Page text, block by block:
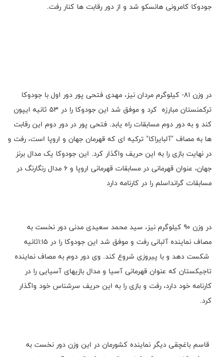
جودوکا کامرونی هانسکو شد و از دور رقابت ها کنار رفت.
در وزن 81- کیلوگرم مردان نیز، مهدی فتحی پور دور اول با جودوکا
ترکمنستان مبارزه کرد و موفق شد این جودوکا را در 53 ثانیه ایپون
کند و به دور دوم مسابقات راه یابد. فتحی پور در دور دوم این رقابت
ها به مصاف "آلبایراکا" ترکیه ای که قهرمان جهان و اروپا است، رفت و
در نهایت بازی را به این حریف واگذار کرد. این جودوکا یک مدال برنز
جهان، عنوان قهرمانی در مسابقات قهرمانی اروپا و 6 مدال رنگارنگ در
مسابقات گرانداسلم را در کارنامه دارد
در وزن 90 کیلوگرم نیز، سید محمد سعیدی مدنی دور نخست به
مصاف نماینده آلبانی رفت و موفق شد این جودوکا را در 1:15ثانیه
شکست دهد و با پیروزی شروع کند. وی دور دوم به مصاف نماینده
تاجیکستان که عنوان قهرمانی آسیا و مدال بازیهای آسیایی را در
کارنامه خود دارد، رفت و بازی را به این حریف سرشناس خود واگذار
کرد.
قاسم باغچقی دیگر نماینده کشورمان در این وزن دور نخست به